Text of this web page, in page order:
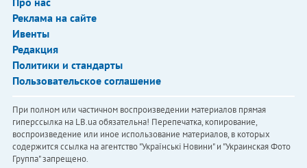
Реклама на сайте
Ивенты
Редакция
Политики и стандарты
Пользовательское соглашение
При полном или частичном воспроизведении материалов прямая
гиперссылка на LB.ua обязательна! Перепечатка, копирование,
воспроизведение или иное использование материалов, в которых
содержится ссылка на агентство "Українськi Новини" и "Украинская Фото
Группа" запрещено.